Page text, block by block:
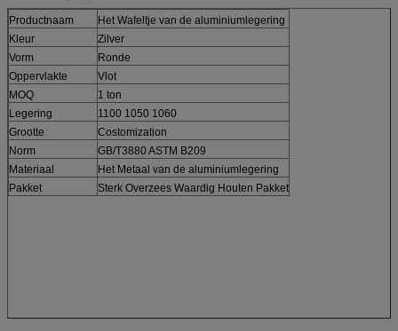
Productnaam
Het Wafeltje van de aluminiumlegering
Kleur
Zilver
Vorm
Ronde
Oppervlakte
Vlot
MOQ
1 ton
Legering
1100 1050 1060
Grootte
Costomization
Norm
GB/T3880 ASTM B209
Materiaal
Het Metaal van de aluminiumlegering
Pakket
Sterk Overzees Waardig Houten Pakket